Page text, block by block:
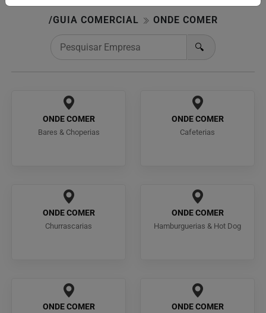
/GUIA COMERCIAL ONDE COMER
🔍
ONDE COMER
Bares & Choperias
ONDE COMER
Cafeterias
ONDE COMER
Churrascarias
ONDE COMER
Hamburguerias & Hot Dog
ONDE COMER ONDE COMER